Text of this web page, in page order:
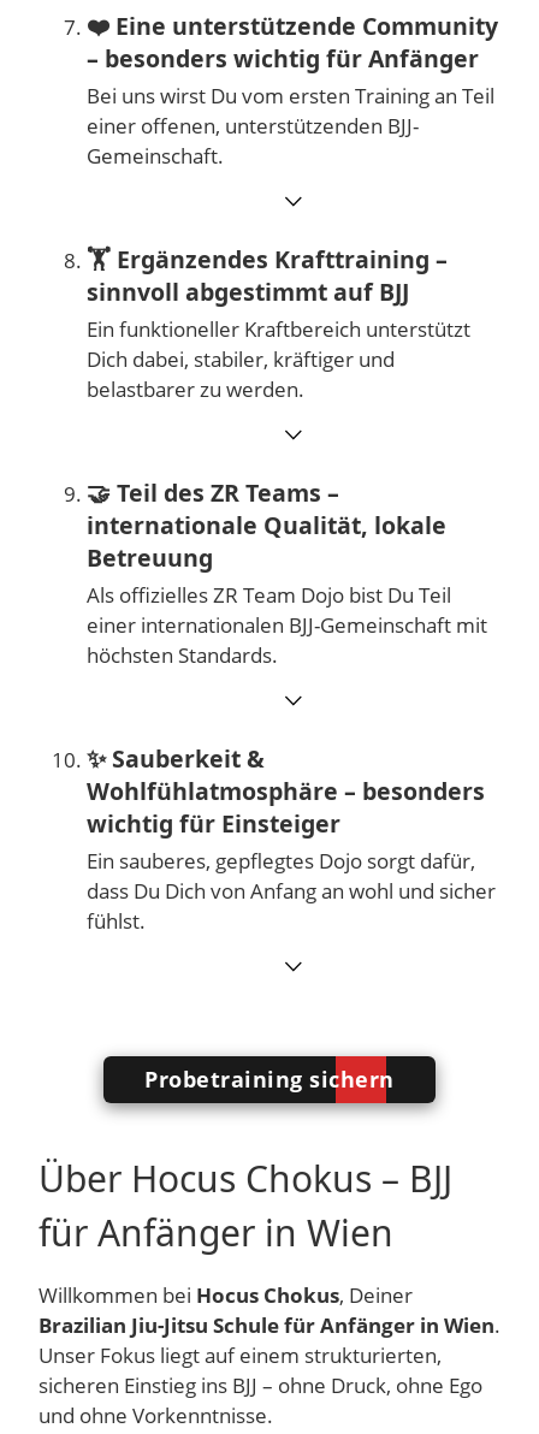
❤️ Eine unterstützende Community
– besonders wichtig für Anfänger
Bei uns wirst Du vom ersten Training an Teil
einer offenen, unterstützenden BJJ-
Gemeinschaft.
⌵
🏋️ Ergänzendes Krafttraining –
sinnvoll abgestimmt auf BJJ
Ein funktioneller Kraftbereich unterstützt
Dich dabei, stabiler, kräftiger und
belastbarer zu werden.
⌵
🤝 Teil des ZR Teams –
internationale Qualität, lokale
Betreuung
Als offizielles ZR Team Dojo bist Du Teil
einer internationalen BJJ-Gemeinschaft mit
höchsten Standards.
⌵
✨Sauberkeit &
Wohlfühlatmosphäre – besonders
wichtig für Einsteiger
Ein sauberes, gepflegtes Dojo sorgt dafür,
dass Du Dich von Anfang an wohl und sicher
fühlst.
⌵
Probetraining sichern
Über Hocus Chokus – BJJ
für Anfänger in Wien
Willkommen bei Hocus Chokus, Deiner
Brazilian Jiu-Jitsu Schule für Anfänger in Wien.
Unser Fokus liegt auf einem strukturierten,
sicheren Einstieg ins BJJ – ohne Druck, ohne Ego
und ohne Vorkenntnisse.